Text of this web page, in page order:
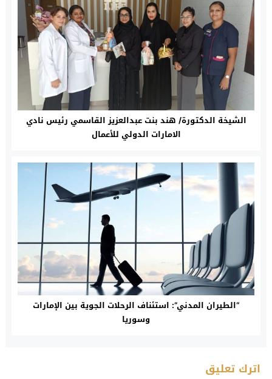
الشيخة الدكتورة/ هند بنت عبدالعزيز القاسمي رئيس نادي
الامارات الدولي للأعمال
“الطيران المدني”: استئناف الرحلات الجوية بين الإمارات
وسوريا
اترك تعليق